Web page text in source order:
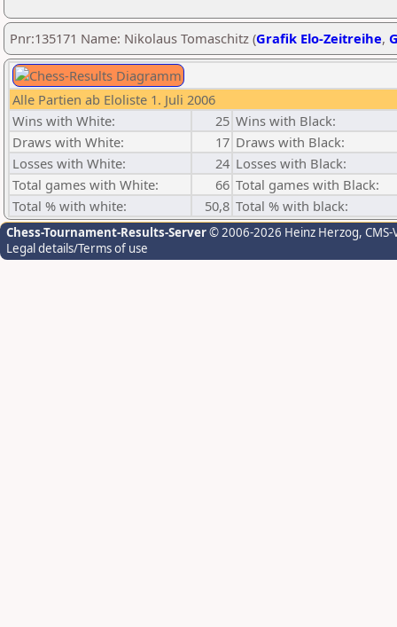
Pnr:135171 Name: Nikolaus Tomaschitz (Grafik Elo-Zeitreihe,
Alle Partien ab Eloliste 1. Juli 2006
Wins with White:
25 Wins with Black:
Draws with White:
17 Draws with Black:
Losses with White:
24 Losses with Black:
Total games with White:
66 Total games with Black:
Total % with white:
50,8 Total % with black:
Chess-Tournament-Results-Server© 2006-2026 Heinz Herzog,
Legal details/Terms of use